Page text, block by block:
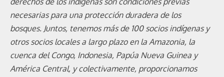
necesarias para una protección duradera de los
bosques. Juntos, tenemos más de 100 socios indígenas y
otros socios locales a largo plazo en la Amazonia, la
cuenca del Congo, Indonesia, Papúa Nueva Guinea y
América Central, y colectivamente, proporcionamos